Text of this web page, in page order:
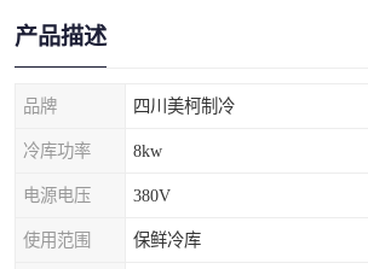
产品描述
品牌 四川美柯制冷
冷库功率 8kw
电源电压 380V
使用范围 保鲜冷库